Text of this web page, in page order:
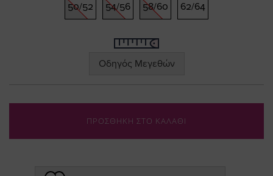
50/52
54/56 58/60 62/64
Οδηγός Μεγεθών
ΠΡΟΣΘΗΚΗ ΣΤΟ ΚΑΛΑΘΙ